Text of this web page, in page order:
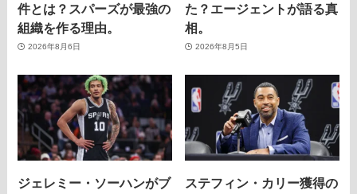
件とは？スパーズが最強の
組織を作る理由。
2026年8月6日
た？エージェントが語る真
相。
2026年8月5日
ジェレミー・ソーハンがブ
ステフィン・カリー獲得の